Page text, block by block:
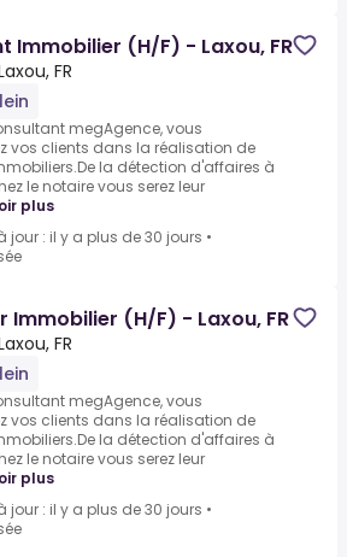
Immobilier (H/F) - Laxou, FR
FR
megAgence, vous
vos clients dans la réalisation de
la détection d'affaires à
le notaire vous serez leur
plus
jour : il y a plus de 30 jours •
Immobilier (H/F) - Laxou, FR
FR
megAgence, vous
vos clients dans la réalisation de
la détection d'affaires à
le notaire vous serez leur
plus
jour : il y a plus de 30 jours •